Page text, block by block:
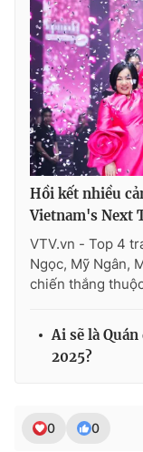
Hồi kết nhiều
Vietnam's Next
VTV.vn - Top 4
Ngọc, Mỹ Ngân,
chiến thắng
Ai sẽ là
2025?
0 0